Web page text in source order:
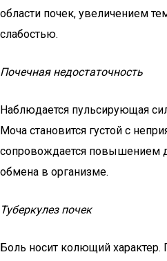
области почек, увеличением
слабостью.
Почечная недостаточность
Наблюдается пульсирующая
Моча становится густой с
сопровождается повышением
обмена в организме.
Туберкулез почек
Боль носит колющий характер.